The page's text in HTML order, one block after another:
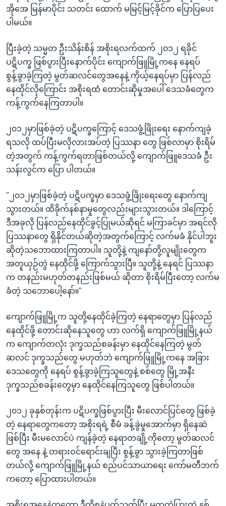
အိုအေ မြန်မာပိုင်း သတင်း ထောက် မမြင့်မြင့်ခိုင်က ပြောပြပေး
ပါမယ်။
ပြီးခဲ့တဲ့ သမ္မတ ဦးသိန်းစိန် အစိုးရလက်ထက် ၂၀၁၂ ရခိုင်
ပဋိပက္ခ ဖြစ်ပွားပြီးနောက်ပိုင်း ကျောက်ဖြူမြို့ကနေ နေရပ်
စွန့်ခွာခဲ့ကြတဲ့ မွတ်ဆလင်တွေအနေနဲ့ ကိုယ့်နေရပ်မှာ ပြန်လည်
နေထိုင်လိုကြောင်း အစိုးရထံ တောင်းဆိုမှုအပေါ် ဒေသခံတွေက
ကန့်ကွက်နေကြတာပါ။
၂၀၁၂မှာဖြစ်ခဲ့တဲ့ ပဋိပက္ခကြောင့် ဒေသဖွံ့ဖြိုးရေး နောက်ကျခဲ့
ရသလို ထပ်ပြီးမလိုလားအပ်တဲ့ ပြဿနာ တွေ ဖြစ်လာမှာ စိုးရိမ်
တဲ့အတွက် ကန့်ကွက်ရတာဖြစ်တယ်လို့ ကျောက်ဖြူဒေသခံ ဦး
သန်းလွင်က ပြော ပါတယ်။
"၂၀၁၂မှာဖြစ်ခဲ့တဲ့ ပဋိပက္ခမှာ ဒေသဖွံ့ဖြိုးရေးတွေ နောက်ကျ
သွားတယ်။ ထိခိုက်နစ်နာမှုတွေလည်းများသွားတယ်။ ဒါကြောင့်
ဒီအခုလို ပြန်လည်နေထိုင်ခွင့်ပြုမယ်ဆိုရင် မကြာခင်မှာ အရင်လို
ပြဿနာတွေ ရှိနိုင်တယ်ဆိုတဲ့အတွက်ကြောင့် လက်မခံ နိုင်ပါဘူး
ဆိုတဲ့သဘောထားကြတာပါ။ သူတို့နဲ့ ကျနော်တို့လူမျိုးတွေက
အတူယှဉ်တွဲ နေထိုင်ဖို့ ကြောက်သွားပြီ။ သူတို့နဲ့ နေရင် ပြဿနာ
က တနည်းမဟုတ်တနည်းဖြစ်မယ် ဆိုတာ စိုးရိမ်ပြီးတော့ လက်မ
ခံတဲ့ သဘောပေါ့နော်။"
ကျောက်ဖြူမြို့က သူတို့နေထိုင်ခဲ့ကြတဲ့ နေရာတွေမှာ ပြန်လည်
နေထိုင်ဖို့ တောင်းဆိုနေသူတွေ ဟာ လက်ရှိ ကျောက်ဖြူမြို့နယ်
က ကျောက်တလုံး ဒုက္ခသည်စခန်းမှာ နေထိုင်နေကြတဲ့ မွတ်
ဆလင် ဒုက္ခသည်တွေ မဟုတ်ဘဲ ကျောက်ဖြူမြို့ကနေ အခြား
ဒေသတွေကို နေရပ် စွန့်ခွာခဲ့ကြသူတွေနဲ့ စစ်တွေ မြို့အနီး
ဒုက္ခသည်စခန်းတွေမှာ နေထိုင်နေကြသူတွေ ဖြစ်ပါတယ်။
၂၀၁၂ ခုနှစ်တုန်းက ပဋိပက္ခဖြစ်ပွားပြီး မီးလောင်ပြင်တွေ ဖြစ်ခဲ့
တဲ့ နေရာတွေကတော့ အစိုးရရဲ့ စီမံ ခန့်ခွဲမှုအောက်မှာ ရှိနေဆဲ
ဖြစ်ပြီး မီးမလောင်ပဲ ကျန်ခဲ့တဲ့ နေရာတချို့ကိုတော့ မွတ်ဆလင်
တွေ အနေ နဲ့ တရားဝင်ရောင်းချပြီး စွန့်ခွာ သွားခဲ့ကြတာဖြစ်
တယ်လို့ ကျောက်ဖြူမြို့နယ် စည်ပင်သာယာရေး ကော်မတီဘက်
ကတော့ ပြောထားပါတယ်။